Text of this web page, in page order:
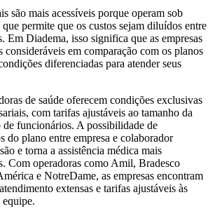
são mais acessíveis porque operam sob
permite que os custos sejam diluídos entre
Em Diadema, isso significa que as empresas
consideráveis em comparação com os planos
diferenciadas para atender seus
de saúde oferecem condições exclusivas
com tarifas ajustáveis ao tamanho da
de funcionários. A possibilidade de
do plano entre empresa e colaborador
e torna a assistência médica mais
Com operadoras como Amil, Bradesco
e NotreDame, as empresas encontram
extensas e tarifas ajustáveis às
equipe.